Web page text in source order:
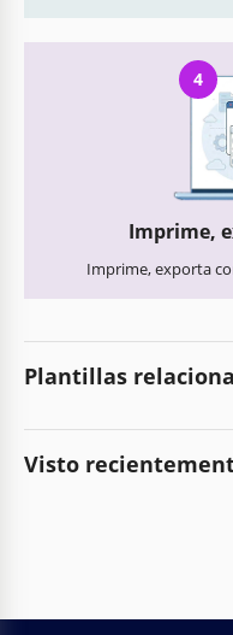
4
Imprime,
Imprime, exporta
Plantillas
Visto